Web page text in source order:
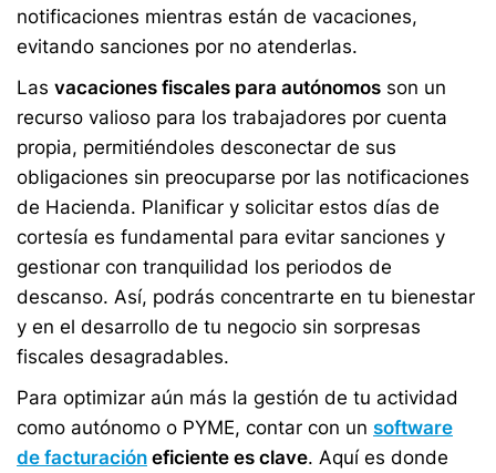
notificaciones mientras están de vacaciones,
evitando sanciones por no atenderlas.
Las vacaciones fiscales para autónomos son un
recurso valioso para los trabajadores por cuenta
propia, permitiéndoles desconectar de sus
obligaciones sin preocuparse por las notificaciones
de Hacienda. Planificar y solicitar estos días de
cortesía es fundamental para evitar sanciones y
gestionar con tranquilidad los periodos de
descanso. Así, podrás concentrarte en tu bienestar
y en el desarrollo de tu negocio sin sorpresas
fiscales desagradables.
Para optimizar aún más la gestión de tu actividad
como autónomo o PYME, contar con un software
de facturación eficiente es clave. Aquí es donde